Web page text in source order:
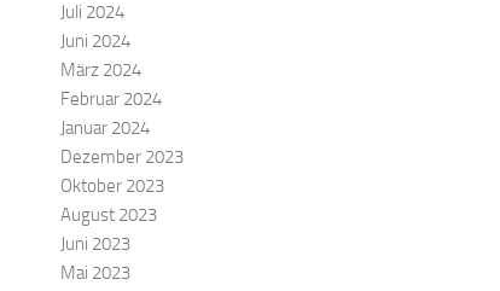
Juli 2024
Juni 2024
März 2024
Februar 2024
Januar 2024
Dezember 2023
Oktober 2023
August 2023
Juni 2023
Mai 2023